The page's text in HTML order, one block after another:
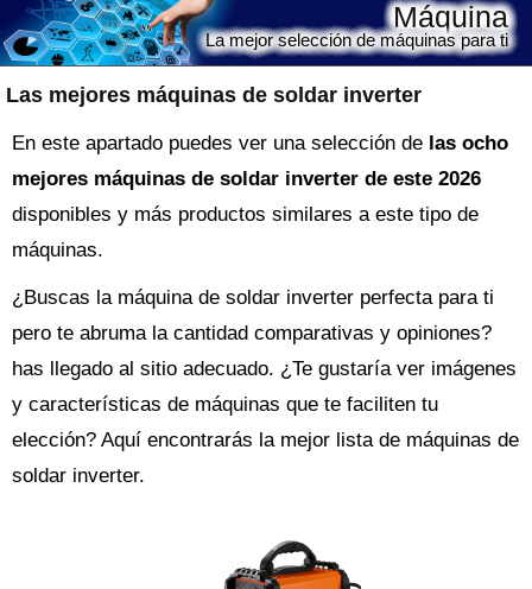
Las mejores máquinas de soldar inverter
Máquina
La mejor selección de máquinas para ti
En este apartado puedes ver una selección de las ocho
mejores máquinas de soldar inverter de este 2026
disponibles y más productos similares a este tipo de
máquinas.
¿Buscas la máquinade soldar inverter perfecta para ti
pero te abruma la cantidad comparativas y opiniones?
has llegado al sitio adecuado. ¿Te gustaría ver imágenes
y características de máquinas que te faciliten tu
elección? Aquí encontrarás la mejor lista de máquinas de
soldar inverter.